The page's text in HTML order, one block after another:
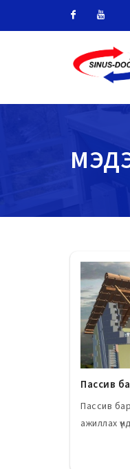
Youtube
Пассив
Пассив
ажиллах